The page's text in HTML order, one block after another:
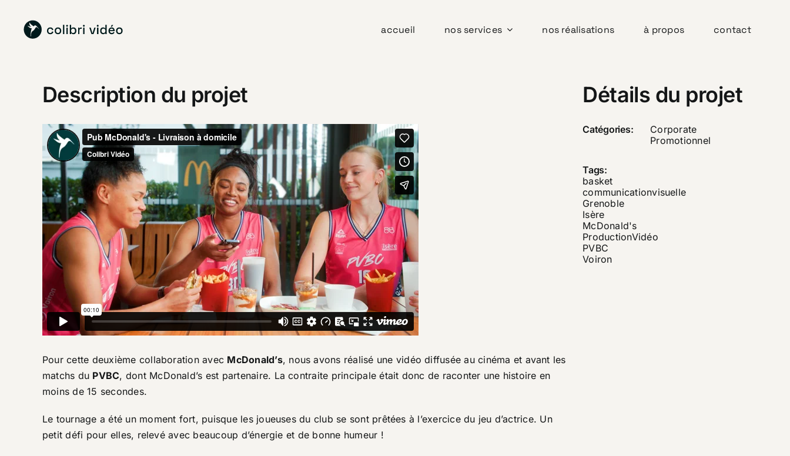
contenu
accueil nos services nos réalisations à propos contact
Description du projet
Pour cette deuxième collaboration avec McDonald’s, nous avons réalisé une vidéo diffusée au cinéma et avant les
matchs du PVBC, dont McDonald’s est partenaire. La contraite principale était donc de raconter une histoire en
moins de 15 secondes.
Le tournage a été un moment fort, puisque les joueuses du club se sont prêtées à l’exercice du jeu d’actrice. Un
petit défi pour elles, relevé avec beaucoup d’énergie et de bonne humeur !
Détails du projet
Catégories:
Corporate
Promotionnel
Tags:
basket
communicationvisuelle
Grenoble
Isère
McDonald's
ProductionVidéo
PVBC
Voiron